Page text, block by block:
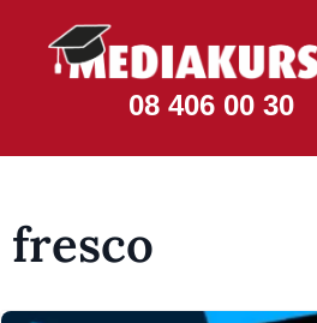
08 406 00 30
fresco